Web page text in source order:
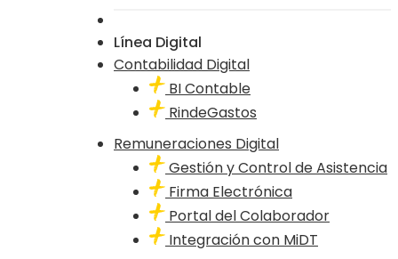
Línea Digital
Contabilidad Digital
BI Contable
RindeGastos
Remuneraciones Digital
Gestión y Control de Asistencia
Firma Electrónica
Portal del Colaborador
Integración con MiDT